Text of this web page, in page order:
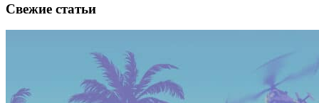
Свежие статьи